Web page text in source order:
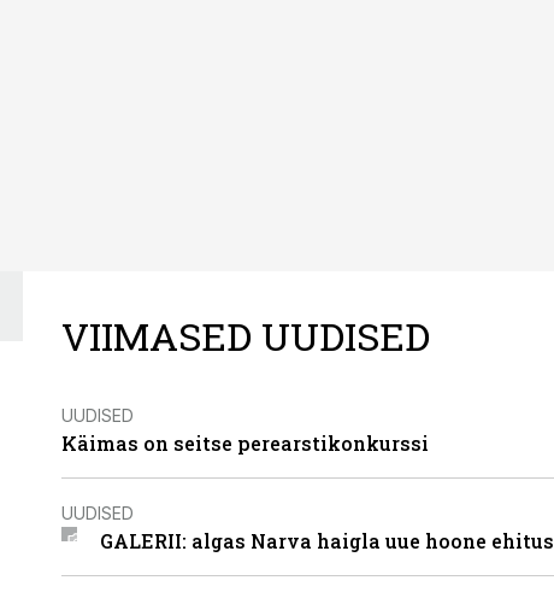
VIIMASED UUDISED
UUDISED
Käimas on seitse perearstikonkurssi
UUDISED
GALERII: algas Narva haigla uue hoone ehitus